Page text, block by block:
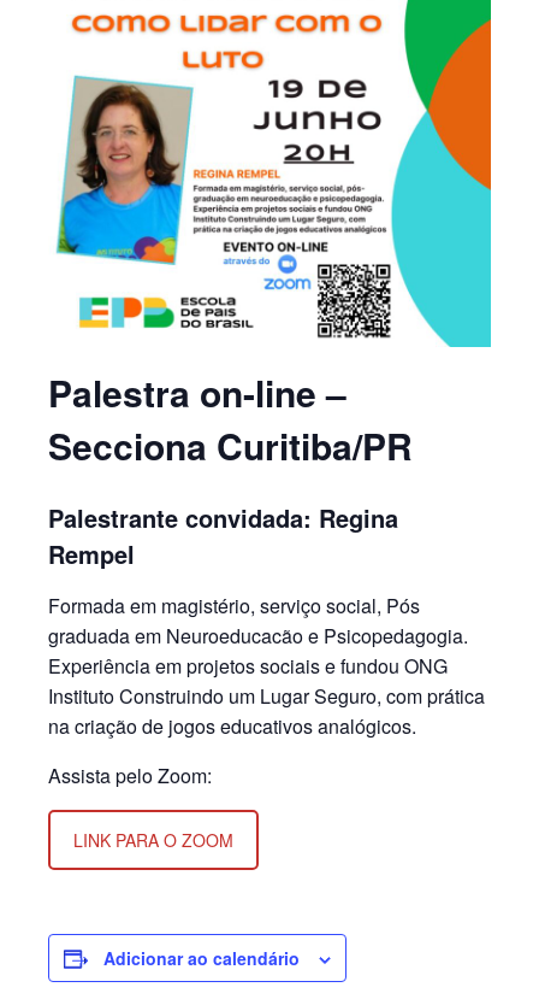
Palestra on-line –
Secciona Curitiba/PR
Palestrante convidada: Regina
Rempel
Formada em magistério, serviço social, Pós
graduada em Neuroeducacão e Psicopedagogia.
Experiência em projetos sociais e fundou ONG
Instituto Construindo um Lugar Seguro, com prática
na criação de jogos educativos analógicos.
Assista pelo Zoom:
LINK PARA O ZOOM
Adicionar ao calendário